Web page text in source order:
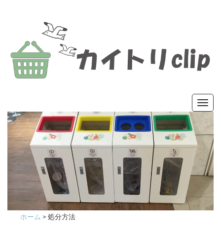
カイトリ
clip
色々な商品の買取・処分方法を紹介するサ
イト
ホーム > 処分方法